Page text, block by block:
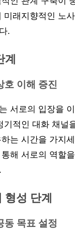
미래지향적인 노
.
호 이해 증진
서로의 입장을
기적인 대화 채널
는 시간을 가지
해 서로의 역할
형성 단계
동 목표 설정